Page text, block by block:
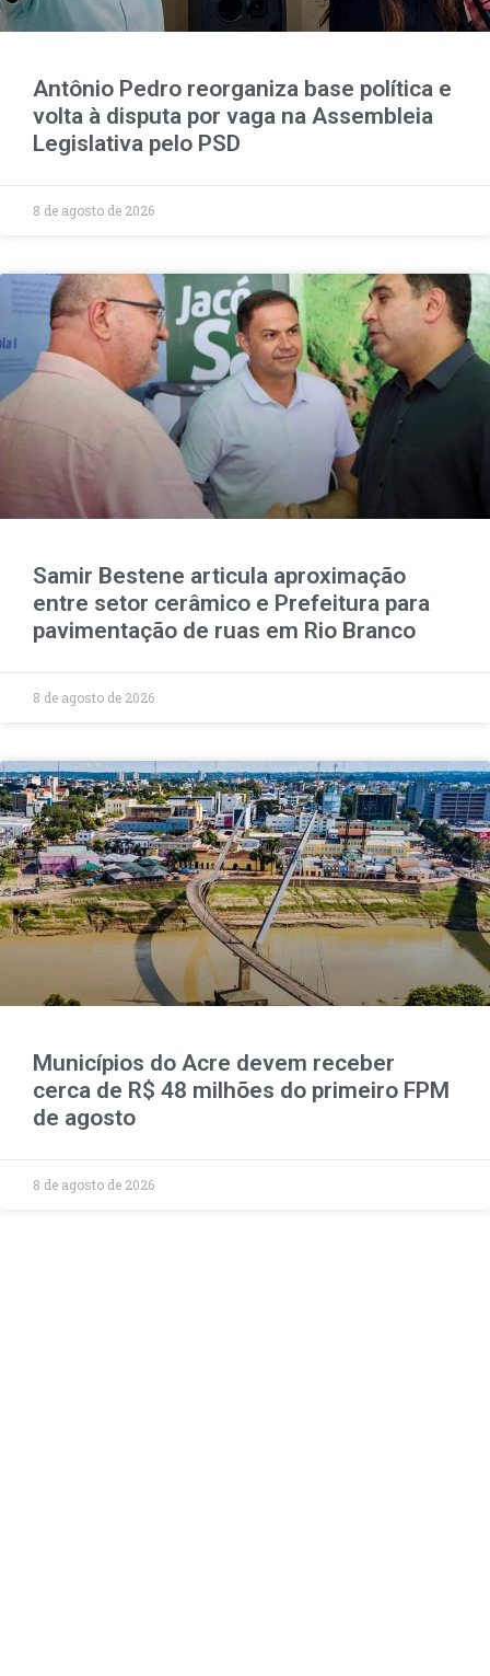
Antônio Pedro reorganiza base política e
volta à disputa por vaga na Assembleia
Legislativa pelo PSD
8 de agosto de 2026
Samir Bestene articula aproximação
entre setor cerâmico e Prefeitura para
pavimentação de ruas em Rio Branco
8 de agosto de 2026
Municípios do Acre devem receber
cerca de R$ 48 milhões do primeiro FPM
de agosto
8 de agosto de 2026